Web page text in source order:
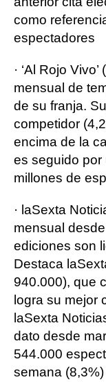
como
espectadores
· ‘Al Rojo
mensual de
de su franja.
competidor
encima de la
es seguido por
millones de
· laSexta
mensual
ediciones son
Destaca
940.000), que
logra su mejor
laSexta
dato desde
544.000
semana